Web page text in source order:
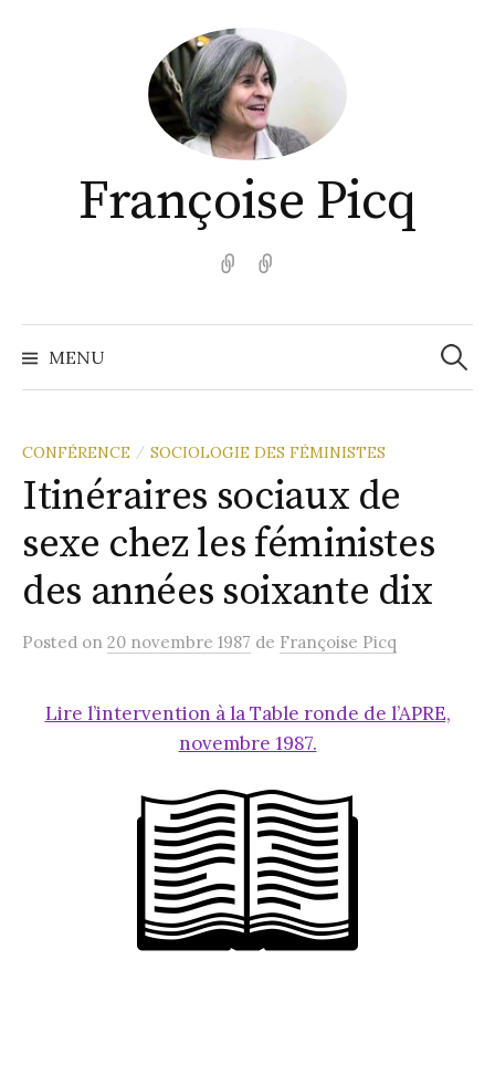
Françoise Picq
English
MENU
CONFÉRENCE / SOCIOLOGIE DES FÉMINISTES
Itinéraires sociaux de
sexe chez les féministes
des années soixante dix
Posted on 20 novembre 1987 de Françoise Picq
Lire l’intervention à la Table ronde de l’APRE,
novembre 1987.